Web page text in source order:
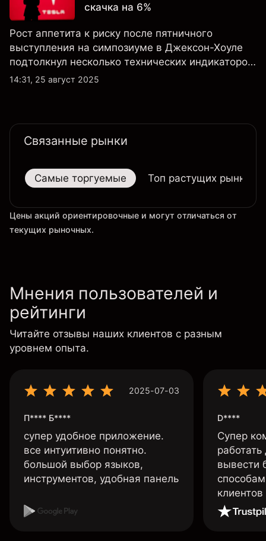
скачка на 6%
Рост аппетита к риску после пятничного
выступления на симпозиуме в Джексон-Хоуле
подтолкнул несколько технических индикаторов
по акциям Tesla к положительным значениям,
14:31, 25 август 2025
Связанные рынки
Самые торгуемые Топ растущих рынков
Цены акций ориентировочные и могут отличаться от
текущих рыночных.
Мнения пользователей и
рейтинги
Читайте отзывы наших клиентов с разным
уровнем опыта.
2025-07-03
П**** Б****
супер удобное приложение.
все интуитивно понятно.
большой выбор языков,
инструментов, удобная панель
D****
Супер
вывести